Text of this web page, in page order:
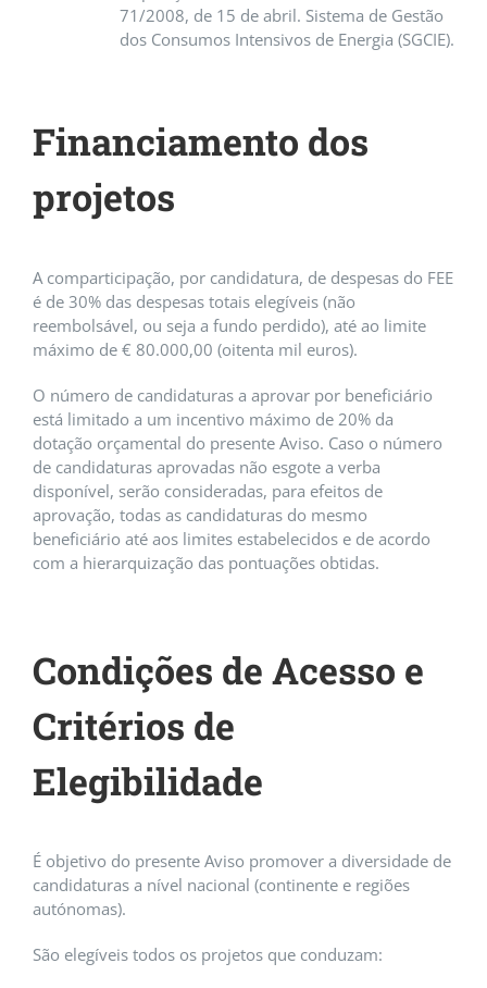
71/2008, de 15 de abril. Sistema de Gestão
dos Consumos Intensivos de Energia (SGCIE).
Financiamento dos
projetos
A comparticipação, por candidatura, de despesas do FEE
é de 30% das despesas totais elegíveis (não
reembolsável, ou seja a fundo perdido), até ao limite
máximo de € 80.000,00 (oitenta mil euros).
O número de candidaturas a aprovar por beneficiário
está limitado a um incentivo máximo de 20% da
dotação orçamental do presente Aviso. Caso o número
de candidaturas aprovadas não esgote a verba
disponível, serão consideradas, para efeitos de
aprovação, todas as candidaturas do mesmo
beneficiário até aos limites estabelecidos e de acordo
com a hierarquização das pontuações obtidas.
Condições de Acesso e
Critérios de
Elegibilidade
É objetivo do presente Aviso promover a diversidade de
candidaturas a nível nacional (continente e regiões
autónomas).
São elegíveis todos os projetos que conduzam: